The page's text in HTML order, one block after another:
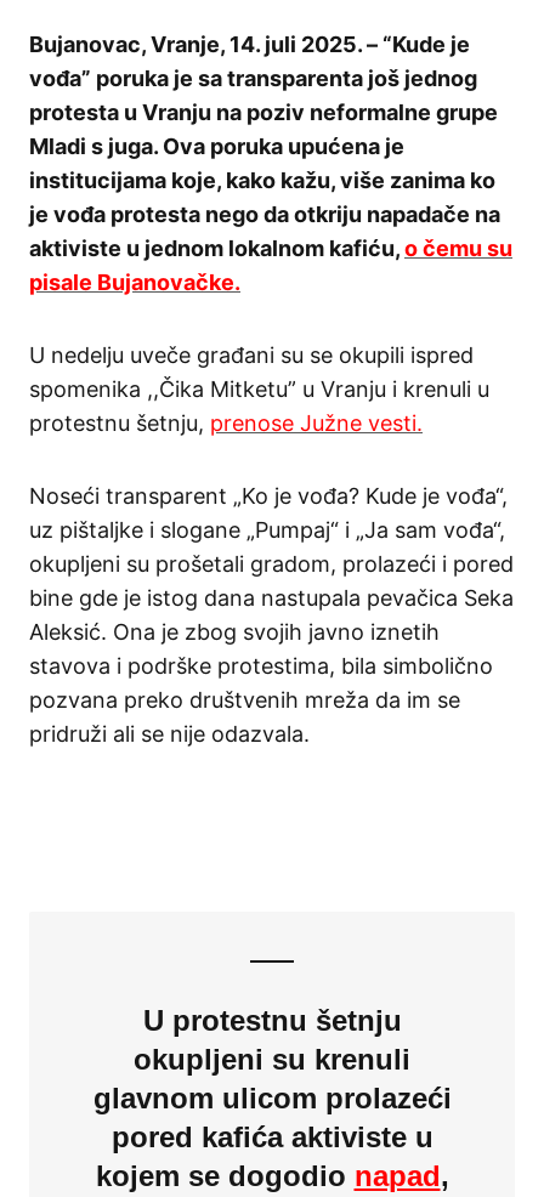
Bujanovac, Vranje, 14. juli 2025. – “Kude je
vođa” poruka je sa transparenta još jednog
protesta u Vranju na poziv neformalne grupe
Mladi s juga. Ova poruka upućena je
institucijama koje, kako kažu, više zanima ko
je vođa protesta nego da otkriju napadače na
aktiviste u jednom lokalnom kafiću,o čemu su
pisale Bujanovačke.
U nedelju uveče građani su se okupili ispred
spomenika ,,Čika Mitketu” u Vranju i krenuli u
protestnu šetnju, prenose Južne vesti.
Noseći transparent „Ko je vođa? Kude je vođa“,
uz pištaljke i slogane „Pumpaj“ i „Ja sam vođa“,
okupljeni su prošetali gradom, prolazeći i pored
bine gde je istog dana nastupala pevačica Seka
Aleksić. Ona je zbog svojih javno iznetih
stavova i podrške protestima, bila simbolično
pozvana preko društvenih mreža da im se
pridruži ali se nije odazvala.
U protestnu šetnju
okupljeni su krenuli
glavnom ulicom prolazeći
pored kafića aktiviste u
kojem se dogodio napad,